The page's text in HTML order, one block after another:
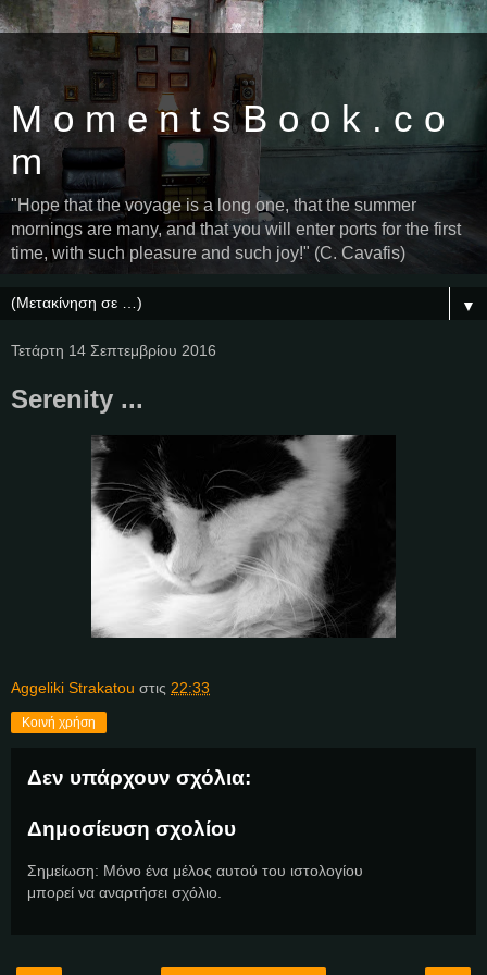
M o m e n t s B o o k . c o
m
"Hope that the voyage is a long one, that the summer
mornings are many, and that you will enter ports for the first
time, with such pleasure and such joy!" (C. Cavafis)
▼
Τετάρτη 14 Σεπτεμβρίου 2016
Serenity ...
Aggeliki Strakatou στις 22:33
Κοινή χρήση
Δεν υπάρχουν σχόλια:
Δημοσίευση σχολίου
Σημείωση: Μόνο ένα μέλος αυτού του ιστολογίου
μπορεί να αναρτήσει σχόλιο.